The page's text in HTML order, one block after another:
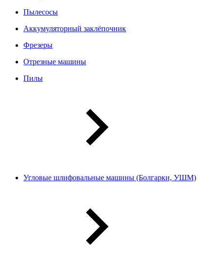
Пылесосы
Аккумуляторный заклёпочник
Фрезеры
Отрезные машины
Пилы
Угловые шлифовальные машины (Болгарки, УШМ)